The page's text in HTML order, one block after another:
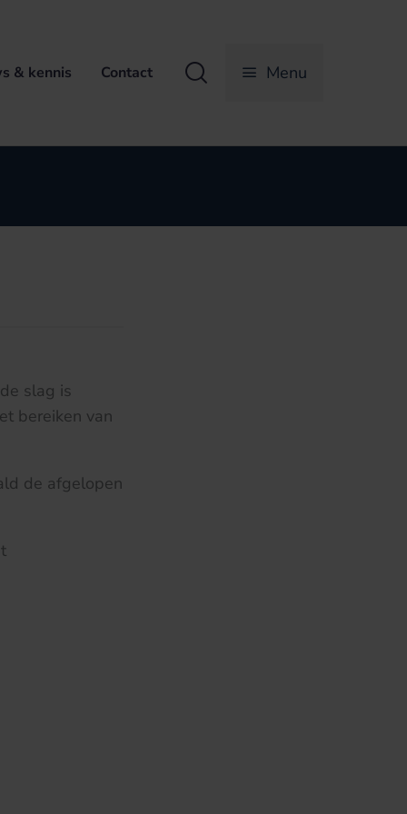
& kennis Contact Zoeken Menu
slag is
bereiken van
de afgelopen